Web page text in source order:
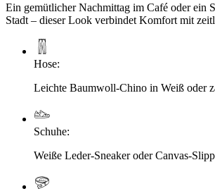
Ein gemütlicher Nachmittag im Café oder ein
Stadt – dieser Look verbindet Komfort mit
Hose:
Leichte Baumwoll-Chino in Weiß oder
Schuhe:
Weiße Leder-Sneaker oder Canvas-